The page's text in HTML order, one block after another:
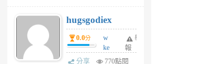
6
個
月
前
hugsgodiex
0.0分
w
ke
rv
舉
報
分享
770點閱